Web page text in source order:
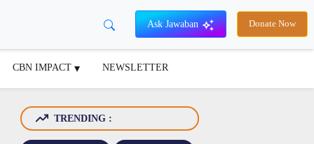
Ask Jawaban Donate Now
CBN IMPACT NEWSLETTER
TRENDING :